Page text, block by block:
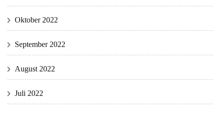
Oktober 2022
September 2022
August 2022
Juli 2022